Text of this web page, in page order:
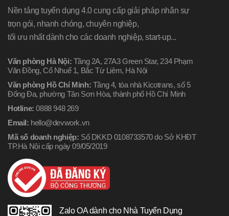
Nền tảng tuyển dụng 4.0 cung cấp giải pháp nhân sự
trọn gói, nhanh chóng, chuyên nghiệp,
tối ưu nhất dành cho các doanh nghiệp, start-up...
Văn phòng Hà Nội: Tầng 2A, 27A3 Green Star, 234 Phạm
Văn Đồng, Cổ Nhuế 1, Bắc Từ Liêm, Hà Nội
Văn phòng Hồ Chí Minh: Tầng 4, tòa nhà Kicotrans, số 5
Đống Đa, phường Tân Sơn Hòa, thành phố Hồ Chí Minh
Hotline: 0888 948 269
Email: hello@devwork.vn
Mã số doanh nghiệp: Số DKKD 0108733570 do Sở KHĐT
TP.Hà Nội cấp ngày 09/05/2019
Zalo OA dành cho Nhà Tuyển Dụng